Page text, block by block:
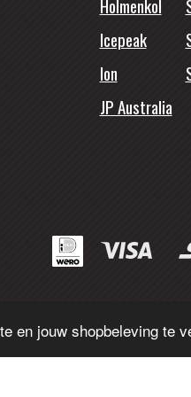
en jouw shopbeleving te
Icepeak
Ion
JP Australia